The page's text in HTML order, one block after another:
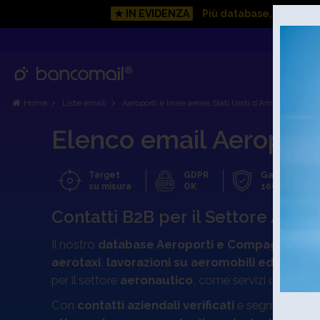
★ IN EVIDENZA Più database, più
Home Liste email Aeroporti e linee aeree Stati Uniti d’America
Elenco email
Target
su misura
GDPR
OK
Garanzia
100 %
Contatti B2B per il Settore
Il nostro database Aeroporti e Compagnie
aerotaxi, lavorazioni su aeromobili ed
per il settore aeronautico, come servizi di
Con contatti aziendali verificati e segmentati